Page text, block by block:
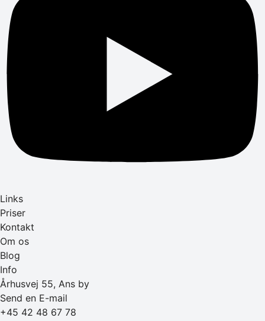
Links
Priser
Kontakt
Om os
Blog
Info
Århusvej 55, Ans by
Send en E-mail
+45 42 48 67 78